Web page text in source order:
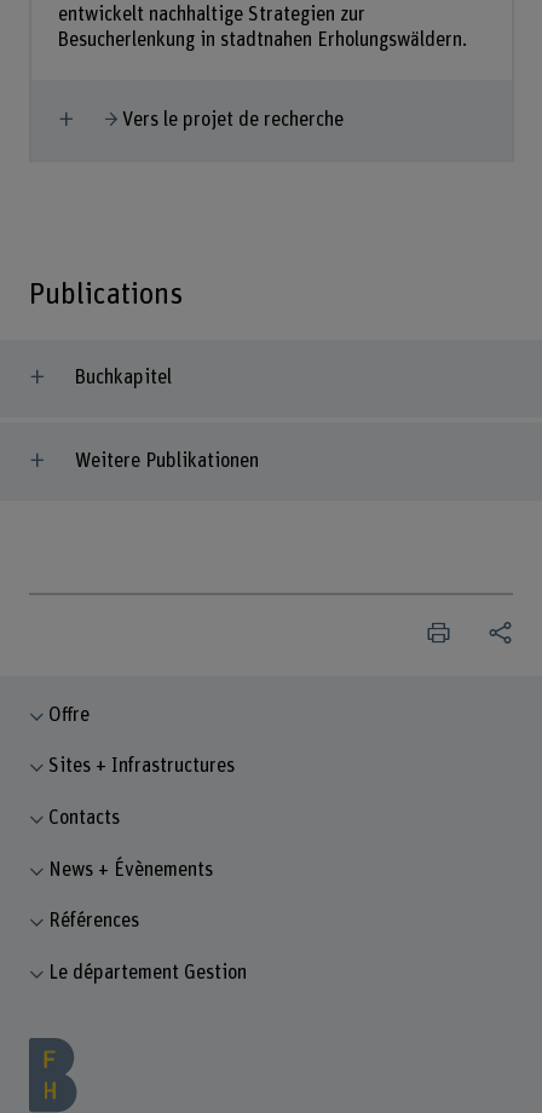
entwickelt nachhaltige Strategien zur
Besucherlenkung in stadtnahen Erholungswäldern.
Afficher plus
Vers le projet de recherche
Publications
Buchkapitel
Weitere Publikationen
Offre
Sites + Infrastructures
Contacts
News + Évènements
Références
Le département Gestion